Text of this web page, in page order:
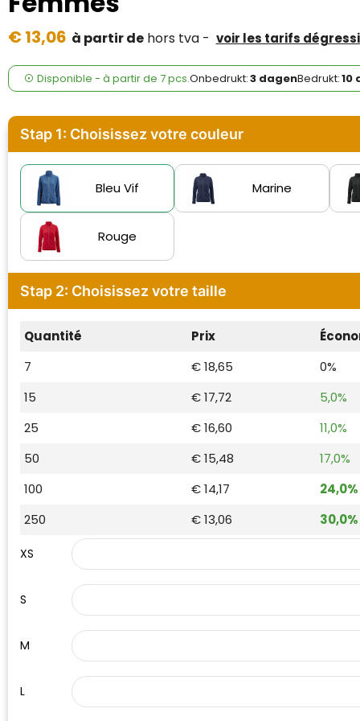
Fresh 'n Rebel
GolfOriginals
James Harvest
Kingcap
Mepal
Moleskine
MyKit
Ocean Bottle
Parker
Waterman
€ 13,06 à partir dehors tva - voir les tarifs
Disponible - à partir de 7 pcs.Onbedrukt:3 dagenBedrukt:10
Stap 1: Choisissez votre couleur
Bleu Vif Marine
Rouge
Stap 2: Choisissez votre taille
Quantité Prix
7
€ 18,65
0%
15
€ 17,72
5,0%
25
€ 16,60
11,0%
50
€ 15,48
17,0%
100
€ 14,17
24,0%
250
€ 13,06 30,0%
XS
S
M
L